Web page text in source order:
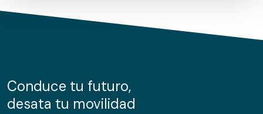
de cookies.
información sobre el uso que haga del sitio web con
nuestros partners de redes sociales, publicidad y análisis
Conduce tu futuro,
desata tu movilidad